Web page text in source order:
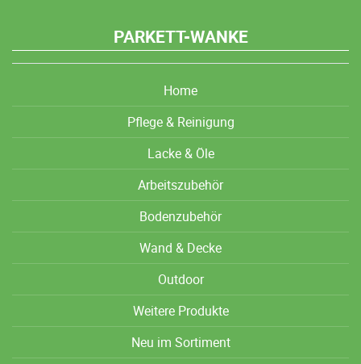
PARKETT-WANKE
Home
Pflege & Reinigung
Lacke & Öle
Arbeitszubehör
Bodenzubehör
Wand & Decke
Outdoor
Weitere Produkte
Neu im Sortiment